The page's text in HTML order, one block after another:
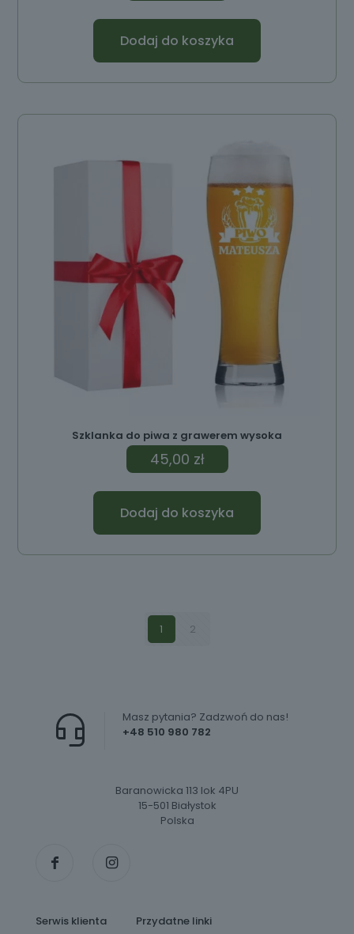
Dodaj do koszyka
Szklanka do piwa z grawerem wysoka
45,00 zł
Dodaj do koszyka
1 2
+48 510 980 782
Masz pytania? Zadzwoń do nas!
Baranowicka 113 lok 4PU
15-501 Białystok
Polska
Serwis klienta Przydatne linki